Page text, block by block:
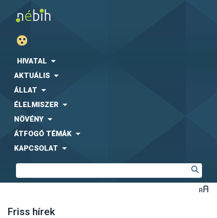
HIVATAL
AKTUÁLIS
ÁLLAT
ÉLELMISZER
NÖVÉNY
ÁTFOGÓ TÉMÁK
KAPCSOLAT
Friss hírek